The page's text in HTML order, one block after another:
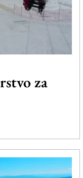
za